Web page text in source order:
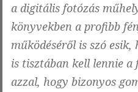
a digitális fotózás
könyvekben a profibb
működéséről is szó
is tisztában kell lennie a
azzal, hogy bizonyos